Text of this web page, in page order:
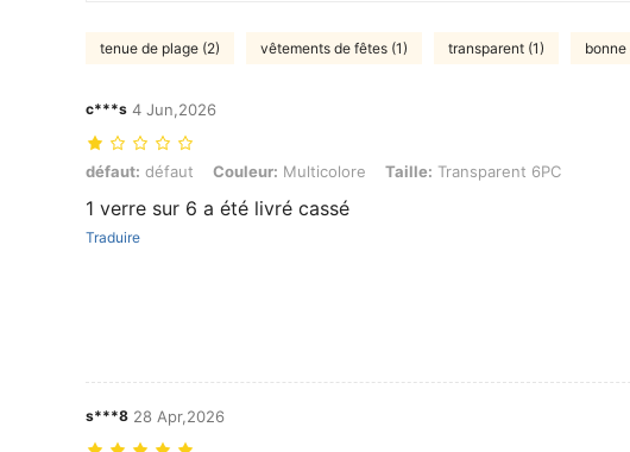
tenue de plage (2) vêtements de fêtes (1) transparent (1) bonne
c***s 4 Jun,2026
défaut: défaut, Couleur: Multicolore, Taille: Transparent 6PC
défaut: défaut Couleur: Multicolore Taille: Transparent 6PC
1 verre sur 6 a été livré cassé
Traduire
s***8 28 Apr,2026